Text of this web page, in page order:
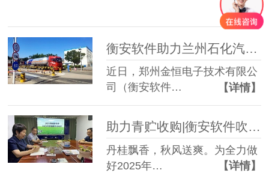
【详情】
近日，郑州金恒电子技术有限公
司（衡安软件…
【详情】
助力青贮收购|衡安软件吹响青贮收储“集结号”
丹桂飘香，秋风送爽。为全力做
好2025年…
【详情】